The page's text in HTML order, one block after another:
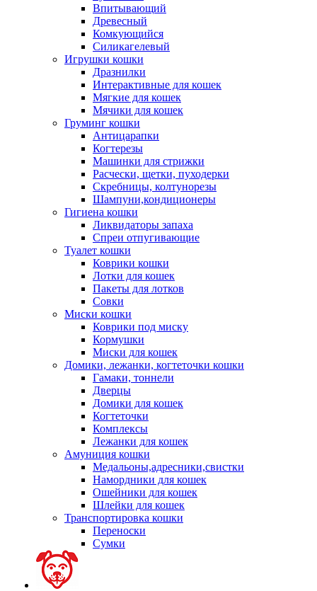
Впитывающий
Древесный
Комкующийся
Силикагелевый
Игрушки кошки
Дразнилки
Интерактивные для кошек
Мягкие для кошек
Мячики для кошек
Груминг кошки
Антицарапки
Когтерезы
Машинки для стрижки
Расчески, щетки, пуходерки
Скребницы, колтунорезы
Шампуни,кондиционеры
Гигиена кошки
Ликвидаторы запаха
Спреи отпугивающие
Туалет кошки
Коврики кошки
Лотки для кошек
Пакеты для лотков
Совки
Миски кошки
Коврики под миску
Кормушки
Миски для кошек
Домики, лежанки, когтеточки кошки
Гамаки, тоннели
Дверцы
Домики для кошек
Когтеточки
Комплексы
Лежанки для кошек
Амуниция кошки
Медальоны,адресники,свистки
Намордники для кошек
Ошейники для кошек
Шлейки для кошек
Транспортировка кошки
Переноски
Сумки